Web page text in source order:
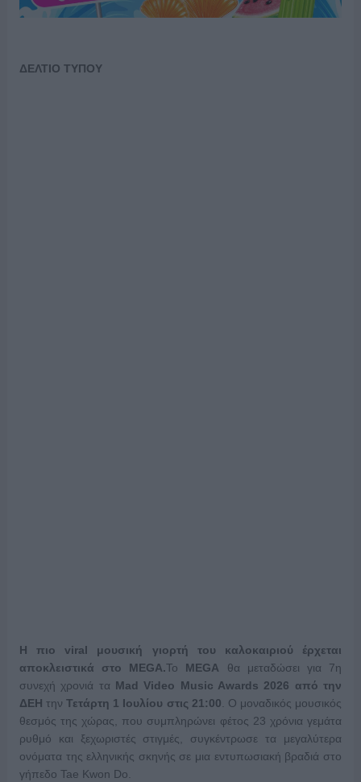
ΔΕΛΤΙΟ ΤΥΠΟΥ
Η πιο viral μουσική γιορτή του καλοκαιριού έρχεται
αποκλειστικά στο MEGA.Το MEGA θα μεταδώσει για 7η
συνεχή χρονιά τα Mad Video Music Awards 2026 από την
ΔΕΗ τηνΤετάρτη 1 Ιουλίου στις 21:00 . Ο μοναδικός μουσικός
θεσμός της χώρας, που συμπληρώνει φέτος 23 χρόνια γεμάτα
ρυθμό και ξεχωριστές στιγμές, συγκέντρωσε τα μεγαλύτερα
ονόματα της ελληνικής σκηνής σε μια εντυπωσιακή βραδιά στο
γήπεδο Tae Kwon Do.